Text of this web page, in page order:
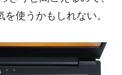
使うかもしれない。